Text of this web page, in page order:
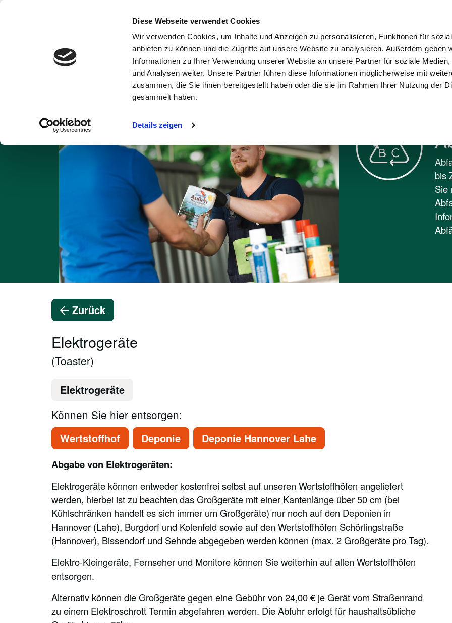
Diese Webseite verwendet Cookies
Wir verwenden Cookies, um Inhalte und Anzeigen zu personalisieren, Funktionen für
anbieten zu können und die Zugriffe auf unsere Website zu analysieren. Außerdem geben
Informationen zu Ihrer Verwendung unserer Website an unsere Partner für soziale Medien,
und Analysen weiter. Unsere Partner führen diese Informationen möglicherweise mit
zusammen, die Sie ihnen bereitgestellt haben oder die sie im Rahmen Ihrer Nutzung der
gesammelt haben.
Details zeigen
Abfälle und
Wertstoffe
Entsorgung und
Recycling Stadtreinigung Umwelt und
Verantwortung
Startseite Abfall ABC
bis
Sie
Zurück
Elektrogeräte
(Toaster)
Elektrogeräte
Können Sie hier entsorgen:
Wertstoffhof Deponie Deponie Hannover Lahe
Abgabe von Elektrogeräten:
Elektrogeräte können entweder kostenfrei selbst auf unseren Wertstoffhöfen angeliefert
werden, hierbei ist zu beachten das Großgeräte mit einer Kantenlänge über 50 cm (bei
Kühlschränken handelt es sich immer um Großgeräte) nur noch auf den Deponien in
Hannover (Lahe), Burgdorf und Kolenfeld sowie auf den Wertstoffhöfen Schörlingstraße
(Hannover), Bissendorf und Sehnde abgegeben werden können (max. 2 Großgeräte pro Tag).
Elektro-Kleingeräte, Fernseher und Monitore können Sie weiterhin auf allen Wertstoffhöfen
entsorgen.
Alternativ können die Großgeräte gegen eine Gebühr von 24,00 € je Gerät vom Straßenrand
zu einem Elektroschrott Termin abgefahren werden. Die Abfuhr erfolgt für haushaltsübliche